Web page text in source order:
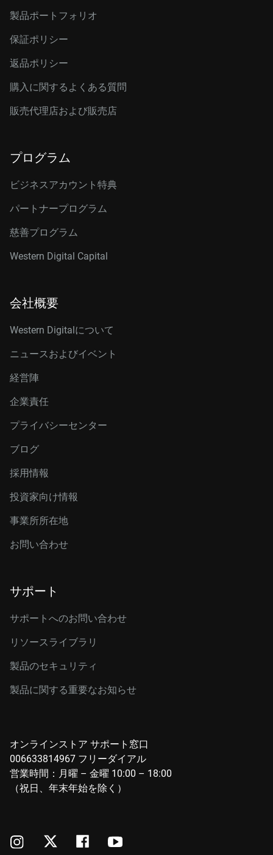
製品ポートフォリオ
保証ポリシー
返品ポリシー
購入に関するよくある質問
販売代理店および販売店
プログラム
ビジネスアカウント特典
パートナープログラム
慈善プログラム
Western Digital Capital
会社概要
Western Digitalについて
ニュースおよびイベント
経営陣
企業責任
プライバシーセンター
ブログ
採用情報
投資家向け情報
事業所所在地
お問い合わせ
サポート
サポートへのお問い合わせ
リソースライブラリ
製品のセキュリティ
製品に関する重要なお知らせ
オンラインストア サポート窓口
006633814967 フリーダイアル
営業時間：月曜 – 金曜 10:00 – 18:00
（祝日、年末年始を除く）